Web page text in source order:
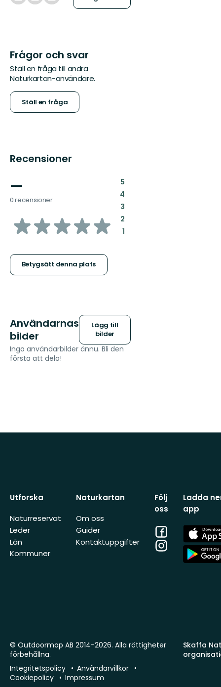
Frågor och svar
Ställ en fråga till andra
Naturkartan-användare.
Ställ en fråga
Recensioner
—
0 recensioner
av
stjärnor
Betygsätt denna plats
5:
4:
3:
2:
1:
Användarnas
bilder
Lägg till
bilder
Inga användarbilder ännu. Bli den
första att dela!
Utforska
Naturreservat
Leder
Län
Kommuner
Naturkartan
Om oss
Guider
Kontaktuppgifter
Följ
oss
Facebook
Instagram
Ladda
app
App
Store
App
Store
Skaffa
© Outdoormap AB 2014-2026. Alla rättigheter
förbehållna.
Integritetspolicy
Användarvillkor
Cookiepolicy
Impressum